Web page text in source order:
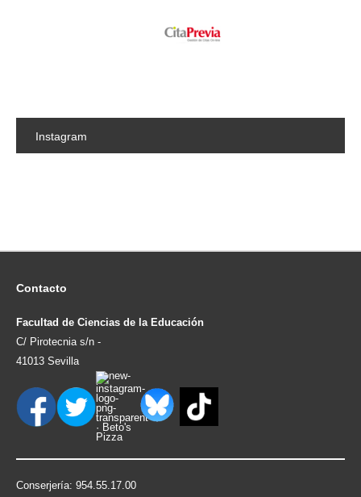
Instagram
Contacto
Facultad de Ciencias de la Educación
C/ Pirotecnia s/n -
41013 Sevilla
Conserjería: 954.55.17.00